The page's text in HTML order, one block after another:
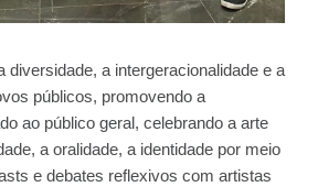
diversidade, a intergeracionalidade e a
públicos, promovendo a
ao público geral, celebrando a arte
a oralidade, a identidade por meio
e debates reflexivos com artistas